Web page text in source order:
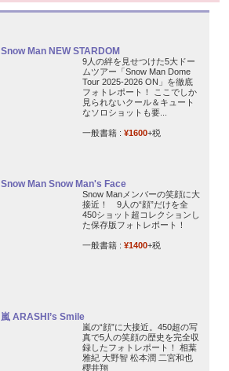
Snow Man NEW STARDOM
9人の絆を見せつけた5大ドー
ムツアー「Snow Man Dome
Tour 2025-2026 ON」を徹底
フォトレポート！ ここでしか
見られないクール＆キュート
なソロショットも要...
一般書籍 : ¥1600+税
Snow Man Snow Man's Face
Snow Manメンバーの笑顔に大
接近！ 9人の“顔”だけを全
450ショット超コレクションし
た保存版フォトレポート！
一般書籍 : ¥1400+税
嵐 ARASHI’s Smile
嵐の“顔”に大接近。450超の写
真で5人の笑顔の歴史を完全収
録したフォトレポート！ 相葉
雅紀 大野智 松本潤 二宮和也
櫻井翔